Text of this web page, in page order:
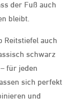
der Fuß auch
bleibt.
Reitstiefel auch
schwarz
für jeden
sich perfekt
und